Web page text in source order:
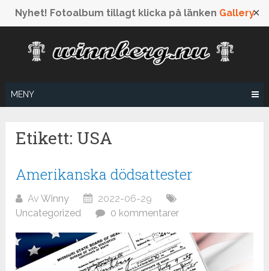
Nyhet! Fotoalbum tillagt klicka på länken Gallery✕
innehåll
MENY
Etikett: USA
Amerikanska dödsattester
AvWinny
2022-06-29
Uncategorized
0 kommentarer